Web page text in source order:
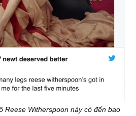
Reese Witherspoon này có đến bao